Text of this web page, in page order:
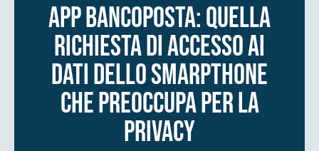
App Bancoposta: quella
richiesta di accesso ai
dati dello smarpthone
che preoccupa per la
privacy